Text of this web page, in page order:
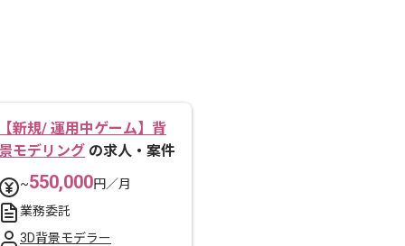
新規/ 運用中ゲーム】背
モデリング の求人・案件
~550,000円／月
業務委託
3D背景モデラー